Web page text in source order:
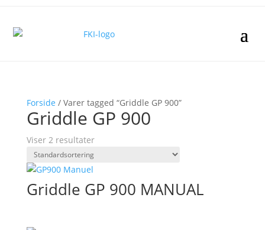
Forside / Varer tagged “Griddle GP 900”
Griddle GP 900
Viser 2 resultater
Griddle GP 900 MANUAL